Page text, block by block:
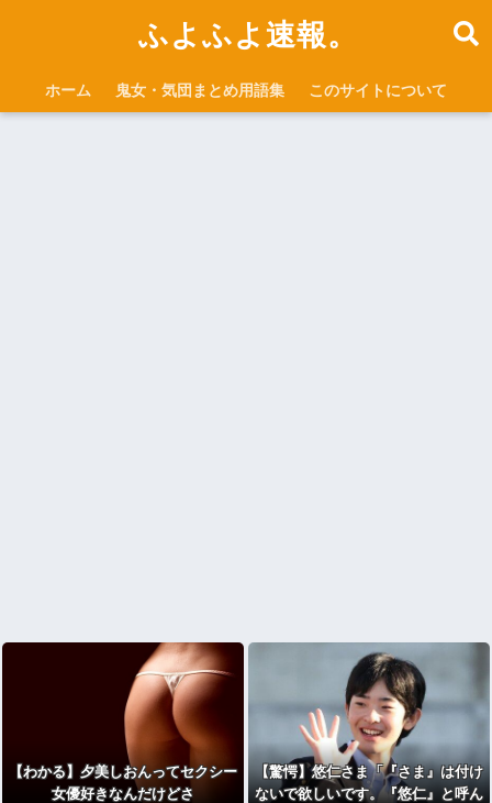
ふよふよ速報。
ホーム 鬼女・気団まとめ用語集 このサイトについて
【わかる】夕美しおんってセクシー
女優好きなんだけどさ
【驚愕】悠仁さま「『さま』は付け
ないで欲しいです。『悠仁』と呼ん